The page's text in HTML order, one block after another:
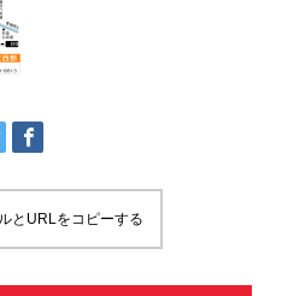
とURLをコピーする